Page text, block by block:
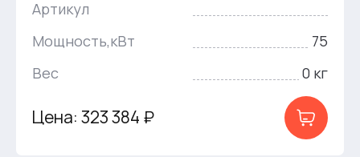
Артикул
Мощность,кВт
75
Вес
0 кг
Цена: 323 384 ₽